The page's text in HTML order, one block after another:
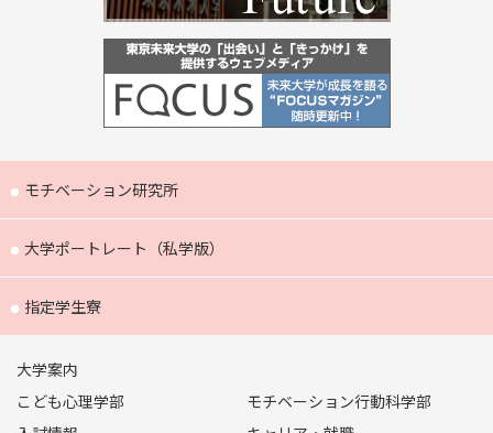
モチベーション研究所
大学ポートレート（私学版）
指定学生寮
大学案内
こども心理学部
モチベーション行動科学部